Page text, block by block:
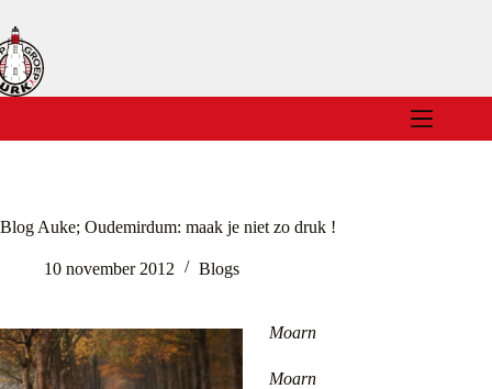
naar
de
inhoud
Blog Auke; Oudemirdum: maak je niet zo druk !
10 november 2012 Blogs
Moarn
Moarn